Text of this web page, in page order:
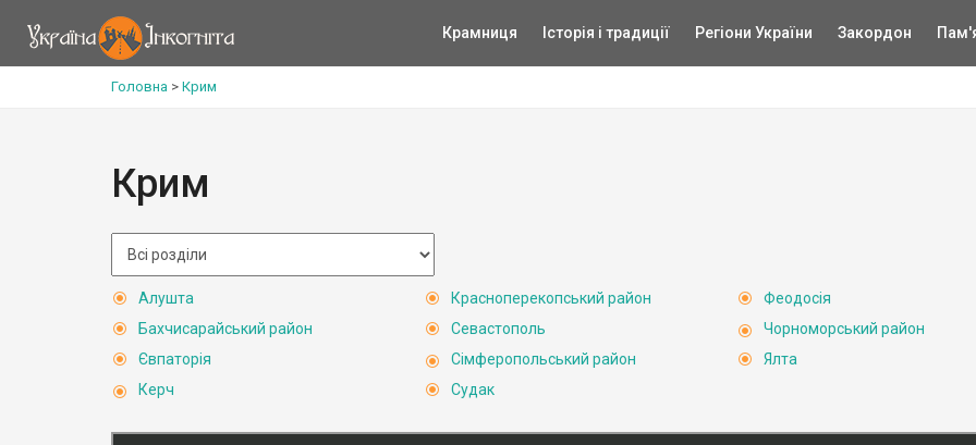
Крамниця Історія і традиції Регіони України Закордон
Головна > Крим
Крим
Алушта
Бахчисарайський район
Євпаторія
Керч
Красноперекопський район
Севастополь
Сімферопольський район
Судак
Феодосія
Чорноморський район
Ялта